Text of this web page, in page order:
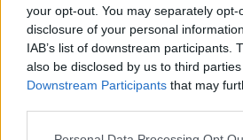
your opt-out. You may separately
disclosure of your personal
IAB’s list of downstream participants.
also be disclosed by us to third
Downstream Participants that may
Žiūrimiausi